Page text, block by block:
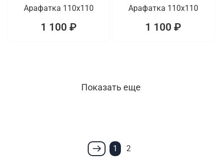
Арафатка 110x110
1 100 ₽
Арафатка 110x110
1 100 ₽
Показать еще
1 2